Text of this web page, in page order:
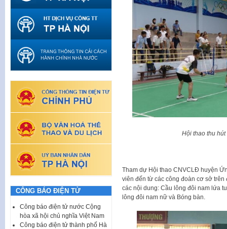
Hội thao thu
Tham dự Hội thao CNVCLĐ huyện
viên đến từ các công đoàn cơ sở
các nội dung: Cầu lông đôi nam lứa
lông đôi nam nữ và Bóng bàn.
CÔNG BÁO ĐIỆN TỬ
Công báo điện tử nước Cộng
hòa xã hội chủ nghĩa Việt Nam
Công báo điện tử thành phố Hà